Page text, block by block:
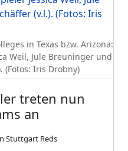
in Texas bzw. Arizona:
Weil, Jule Breuninger und
(Fotos: Iris Drobny)
treten nun
an
Stuttgart Reds